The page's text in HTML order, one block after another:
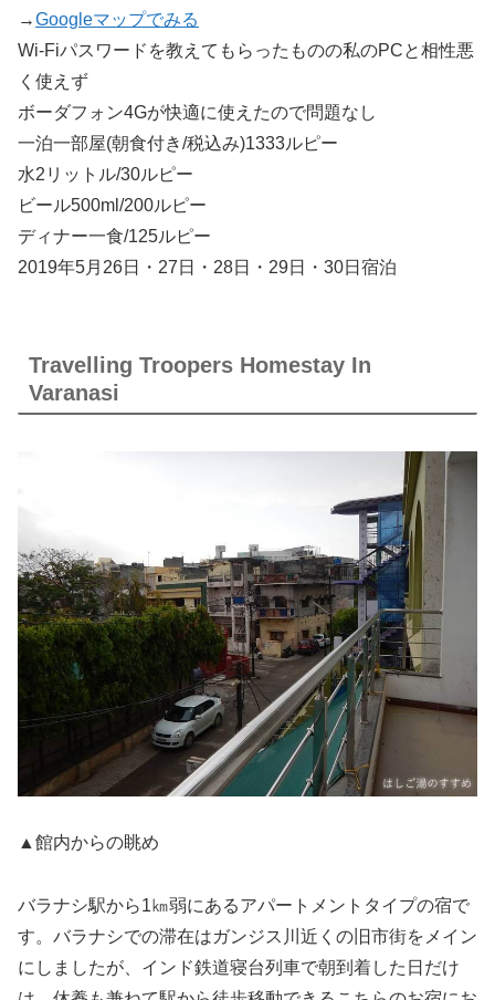
→Googleマップでみる
Wi-Fiパスワードを教えてもらったものの私のPCと相性悪
く使えず
ボーダフォン4Gが快適に使えたので問題なし
一泊一部屋(朝食付き/税込み)1333ルピー
水2リットル/30ルピー
ビール500ml/200ルピー
ディナー一食/125ルピー
2019年5月26日・27日・28日・29日・30日宿泊
Travelling Troopers Homestay In
Varanasi
▲館内からの眺め
バラナシ駅から1㎞弱にあるアパートメントタイプの宿で
す。バラナシでの滞在はガンジス川近くの旧市街をメイン
にしましたが、インド鉄道寝台列車で朝到着した日だけ